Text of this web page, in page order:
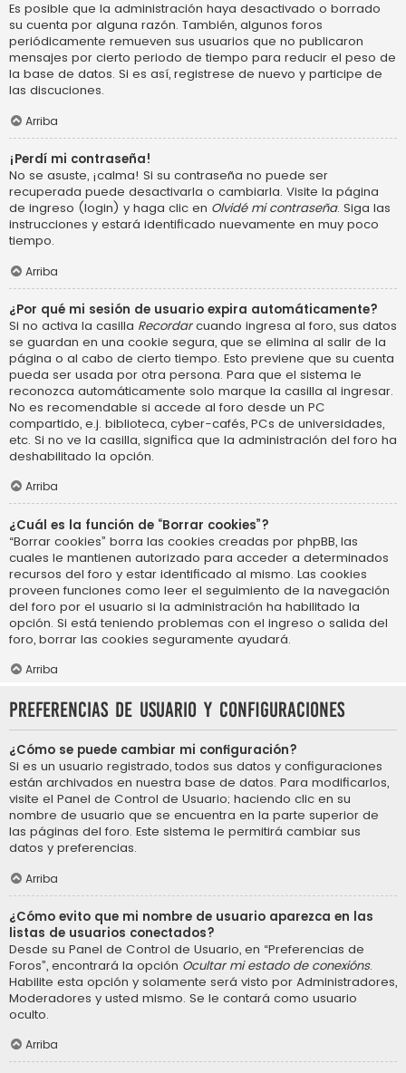
Es posible que la administración haya desactivado o borrado
su cuenta por alguna razón. También, algunos foros
periódicamente remueven sus usuarios que no publicaron
mensajes por cierto periodo de tiempo para reducir el peso de
la base de datos. Si es así, registrese de nuevo y participe de
las discuciones.
Arriba
¡Perdí mi contraseña!
No se asuste, ¡calma! Si su contraseña no puede ser
recuperada puede desactivarla o cambiarla. Visite la página
de ingreso (login) y haga clic en Olvidé mi contraseña. Siga las
instrucciones y estará identificado nuevamente en muy poco
tiempo.
Arriba
¿Por qué mi sesión de usuario expira automáticamente?
Si no activa la casilla Recordarcuando ingresa al foro, sus datos
se guardan en una cookie segura, que se elimina al salir de la
página o al cabo de cierto tiempo. Esto previene que su cuenta
pueda ser usada por otra persona. Para que el sistema le
reconozca automáticamente solo marque la casilla al ingresar.
No es recomendable si accede al foro desde un PC
compartido, e.j. biblioteca, cyber-cafés, PCs de universidades,
etc. Si no ve la casilla, significa que la administración del foro ha
deshabilitado la opción.
Arriba
¿Cuál es la función de “Borrar cookies”?
“Borrar cookies” borra las cookies creadas por phpBB, las
cuales le mantienen autorizado para acceder a determinados
recursos del foro y estar identificado al mismo. Las cookies
proveen funciones como leer el seguimiento de la navegación
del foro por el usuario si la administración ha habilitado la
opción. Si está teniendo problemas con el ingreso o salida del
foro, borrar las cookies seguramente ayudará.
Arriba
Preferencias de usuario y configuraciones
¿Cómo se puede cambiar mi configuración?
Si es un usuario registrado, todos sus datos y configuraciones
están archivados en nuestra base de datos. Para modificarlos,
visite el Panel de Control de Usuario; haciendo clic en su
nombre de usuario que se encuentra en la parte superior de
las páginas del foro. Este sistema le permitirá cambiar sus
datos y preferencias.
Arriba
¿Cómo evito que mi nombre de usuario aparezca en las
listas de usuarios conectados?
Desde su Panel de Control de Usuario, en “Preferencias de
Foros”, encontrará la opción Ocultar mi estado de conexións.
Habilite esta opción y solamente será visto por Administradores,
Moderadores y usted mismo. Se le contará como usuario
oculto.
Arriba